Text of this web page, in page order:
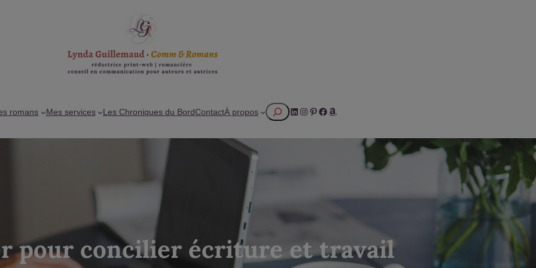
romans Mes services Les Chroniques du BordContactÀ propos RechercherLinkedIn
Instagram
Pinterest
Facebook
Amazon
pour concilier écriture et travail